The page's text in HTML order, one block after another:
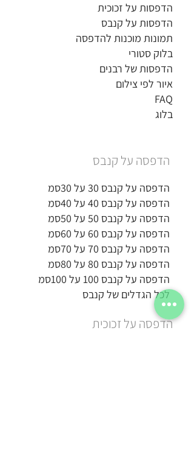
הדפסות על זכוכית
הדפסות על קנבס
תמונות מוכנות להדפסה
בלוק סטורי
הדפסות של רבנים
איור לפי צילום
FAQ
בלוג
הדפסה על קנבס
הדפסה על קנבס 30 על 30סמ
הדפסה על קנבס 40 על 40סמ
הדפסה על קנבס 50 על 50סמ
הדפסה על קנבס 60 על 60סמ
הדפסה על קנבס 70 על 70סמ
הדפסה על קנבס 80 על 80סמ
הדפסה על קנבס 100 על 100סמ
לכל הגדלים של קנבס
הדפסה על זכוכית